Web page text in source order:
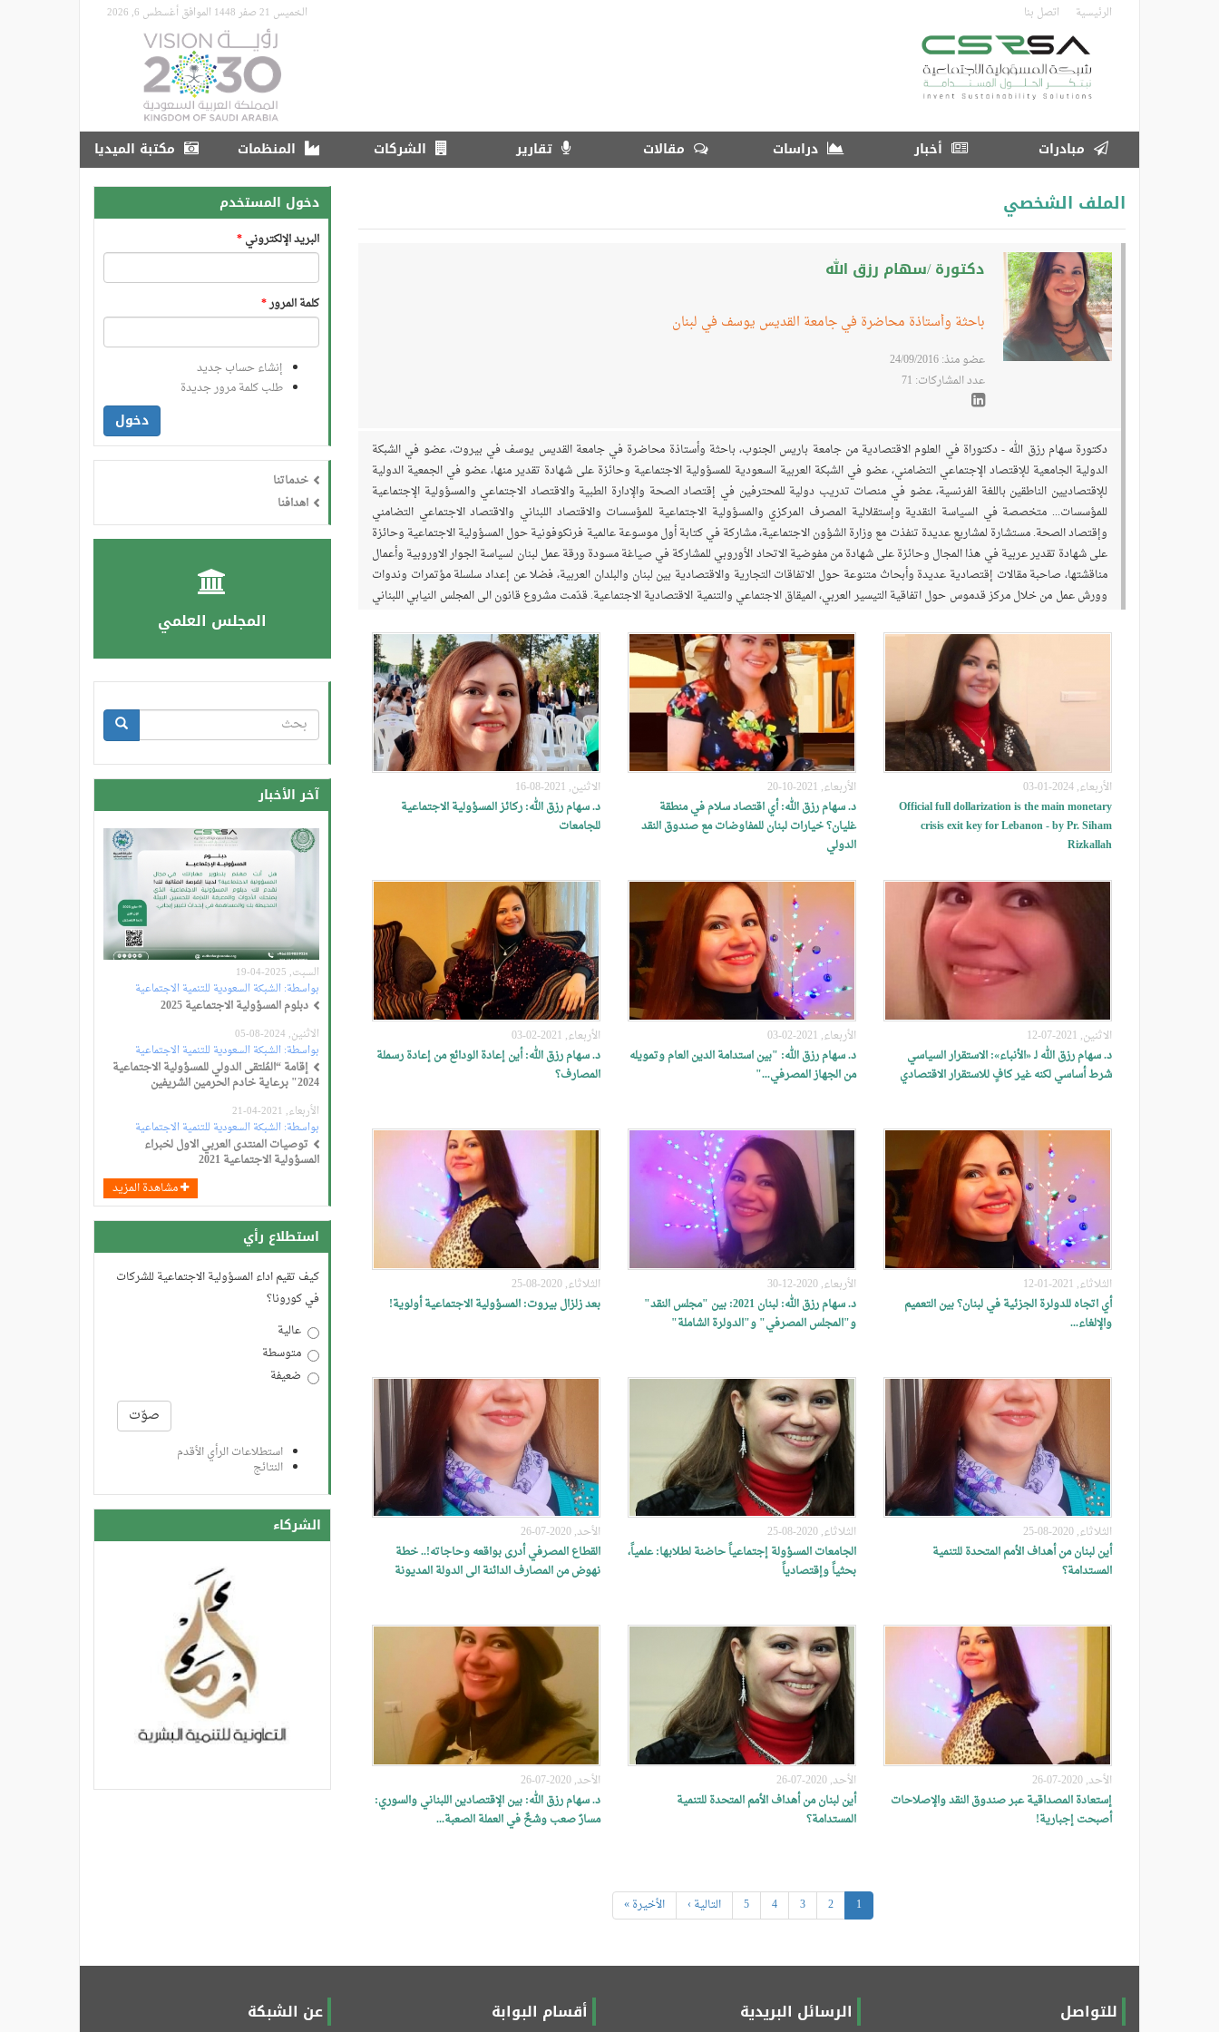
الرئيسية اتصل بنا الخميس 21 صفر 1448 الموافق أغسطس 6, 2026
مبادرات أخبار دراسات مقالات تقارير الشركات المنظمات مكتبة الميديا
الملف الشخصي
دكتورة /سهام رزق الله
باحثة وأستاذة محاضرة في جامعة القديس يوسف في لبنان
عضو منذ: 24/09/2016
عدد المشاركات: 71
دكتورة سهام رزق الله - دكتوراة في العلوم الاقتصادية من جامعة باريس الجنوب، باحثة وأستاذة محاضرة في جامعة القديس يوسف في بيروت، عضو في الشبكة
الدولية الجامعية للإقتصاد الإجتماعي التضامني، عضو في الشبكة العربية السعودية للمسؤولية الاجتماعية وحائزة على شهادة تقدير منها، عضو في الجمعية الدولية
للإقتصاديين الناطقين باللغة الفرنسية، عضو في منصات تدريب دولية للمحترفين في إقتصاد الصحة والإدارة الطبية والاقتصاد الاجتماعي والمسؤولية الإجتماعية
للمؤسسات... متخصصة في السياسة النقدية وإستقلالية المصرف المركزي والمسؤولية الاجتماعية للمؤسسات والاقتصاد اللبناني والاقتصاد الاجتماعي التضامني
وإقتصاد الصحة. مستشارة لمشاريع عديدة تنفذت مع وزارة الشؤون الاجتماعية، مشاركة في كتابة أول موسوعة عالمية فرنكوفونية حول المسؤولية الاجتماعية وحائزة
على شهادة تقدير عربية في هذا المجال وحائزة على شهادة من مفوضية الاتحاد الأوروبي للمشاركة في صياغة مسودة ورقة عمل لبنان لسياسة الجوار الاوروبية وأعمال
مناقشتها، صاحبة مقالات إقتصادية عديدة وأبحاث متنوعة حول الاتفاقات التجارية والاقتصادية بين لبنان والبلدان العربية، فضلا عن إعداد سلسلة مؤتمرات وندوات
وورش عمل من خلال مركز قدموس حول اتفاقية التيسير العربي، الميقاق الاجتماعي والتنمية الاقتصادية الاجتماعية. قدّمت مشروع قانون الى المجلس النيابي اللبناني
استقلالية المصرف المركزي الى آفاق الدولرة ونظام سعر الصرف وتعزيز التنمية الاقتصادية المتوازنة والمستدامة.
الأربعاء, 2024-01-03
Official full dollarization is the main monetary
crisis exit key for Lebanon - by Pr. Siham
Rizkallah
الأربعاء, 2021-10-20
د. سهام رزق الله: أي اقتصاد سلام في منطقة
غليان؟ خيارات لبنان للمفاوضات مع صندوق النقد
الدولي
الاثنين, 2021-08-16
د. سهام رزق الله: ركائز المسؤولية الاجتماعية
للجامعات
الاثنين, 2021-07-12
د. سهام رزق الله لـ «الأنباء»: الاستقرار السياسي
شرط أساسي لكنه غير كافٍ للاستقرار الاقتصادي
الأربعاء, 2021-02-03
د. سهام رزق الله: "بين استدامة الدين العام وتمويله
من الجهاز المصرفي..."
الأربعاء, 2021-02-03
د. سهام رزق الله: أين إعادة الودائع من إعادة رسملة
المصارف؟
الثلاثاء, 2021-01-12
أي اتجاه للدولرة الجزئية في لبنان؟ بين التعميم
والإلغاء...
الأربعاء, 2020-12-30
د. سهام رزق الله: لبنان 2021: بين "مجلس النقد"
و"المجلس المصرفي" و"الدولرة الشاملة"
الثلاثاء, 2020-08-25
بعد زلزال بيروت: المسؤولية الاجتماعية أولوية!
الثلاثاء, 2020-08-25
أين لبنان من أهداف الأمم المتحدة للتنمية
المستدامة؟
الثلاثاء, 2020-08-25
الجامعات المسؤولة إجتماعياً حاضنة لطلابها: علمياً،
بحثياً وإقتصادياً
الأحد, 2020-07-26
القطاع المصرفي أدرى بواقعه وحاجاته!.. خطة
نهوض من المصارف الدائنة الى الدولة المديونة
الأحد, 2020-07-26
إستعادة المصداقية عبر صندوق النقد والإصلاحات
أصبحت إجبارية!
الأحد, 2020-07-26
أين لبنان من أهداف الأمم المتحدة للتنمية
المستدامة؟
الأحد, 2020-07-26
د. سهام رزق الله: بين الإقتصادين اللبناني والسوري:
مسارٌ صعب وشحٌّ في العملة الصعبة...
1
2
3
4
5 التالية › الأخيرة »
دخول المستخدم
البريد الإلكتروني*
كلمة المرور*
إنشاء حساب جديد
طلب كلمة مرور جديدة
دخول
خدماتنا
اهدافنا
المجلس العلمي
استمارة
البحث
آخر الأخبار
السبت, 2025-04-19
بواسطة:الشبكة السعودية للتنمية الاجتماعية
دبلوم المسؤولية الاجتماعية 2025
الاثنين, 2024-08-05
بواسطة:الشبكة السعودية للتنمية الاجتماعية
إقامة “المُلتقى الدولي للمسؤولية الاجتماعية
2024" برعاية خادم الحرمين الشريفين
الأربعاء, 2021-04-21
بواسطة:الشبكة السعودية للتنمية الاجتماعية
توصيات المنتدى العربي الاول لخبراء
المسؤولية الاجتماعية 2021
مشاهدة المزيد
استطلاع رأي
كيف تقيم اداء المسؤولية الاجتماعية للشركات
في كورونا؟
عالية
متوسطة
ضعيفة
صوّت
استطلاعات الرأي الأقدم
النتائج
الشركاء
للتواصل الرسائل البريدية أقسام البوابة عن الشبكة